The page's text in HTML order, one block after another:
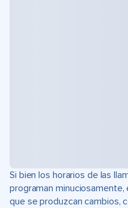
Si bien los horarios de las
programan
que se produzcan cambios,